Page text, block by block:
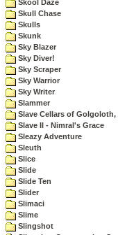
Skool Daze
Skull Chase
Skulls
Skunk
Sky Blazer
Sky Diver!
Sky Scraper
Sky Warrior
Sky Writer
Slammer
Slave Cellars of Golgoloth,
Slave II - Nimral's Grace
Sleazy Adventure
Sleuth
Slice
Slide
Slide Ten
Slider
Slimaci
Slime
Slingshot